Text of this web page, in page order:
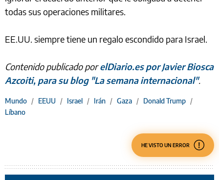
todas sus operaciones militares.
EE.UU. siempre tiene un regalo escondido para Israel.
Contenido publicado porelDiario.es por Javier Biosca
Azcoiti, para su blog "La semana internacional".
Mundo / EEUU / Israel / Irán / Gaza / Donald Trump /
Líbano
HE VISTO UN ERROR